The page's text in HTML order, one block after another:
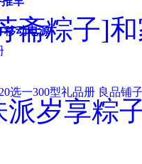
移动电源
选一300型礼品册 良品铺
斋粽子]
派岁享粽